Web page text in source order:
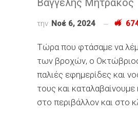
Βαγγέλης Μητράκος
την Νοέ 6, 2024
Τώρα που φτάσαμε να
των βροχών, ο
παλιές εφημερίδες και
τους και
στο περιβάλλον και στο